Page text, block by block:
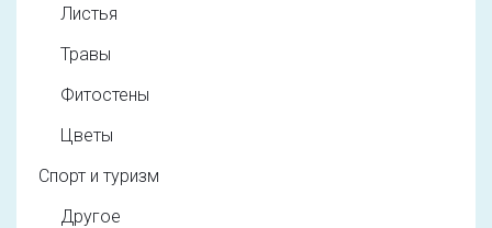
Листья
Травы
Фитостены
Цветы
Спорт и туризм
Другое